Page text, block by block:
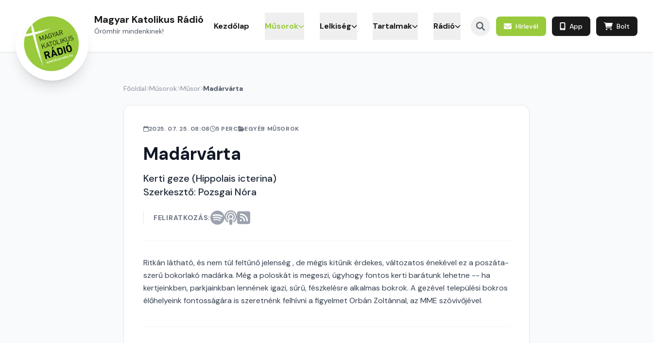
Magyar Katolikus Rádió
Örömhír mindenkinek! Kezdőlap Műsorok Lelkiség Tartalmak Rádió Hírlevél App Bolt
Főoldal Műsorok Műsor Madárvárta
2025. 07. 25. 08:08 5 PERC EGYÉB MŰSOROK
Madárvárta
Kerti geze (Hippolais icterina)
Szerkesztő: Pozsgai Nóra
FELIRATKOZÁS:
Ritkán látható, és nem túl feltűnő jelenség , de mégis kitűnik érdekes, változatos énekével ez a poszáta-
szerű bokorlakó madárka. Még a poloskát is megeszi, úgyhogy fontos kerti barátunk lehetne -- ha
kertjeinkben, parkjainkban lennének igazi, sűrű, fészkelésre alkalmas bokrok. A gezével települési bokros
élőhelyeink fontosságára is szeretnénk felhívni a figyelmet Orbán Zoltánnal, az MME szóvivőjével.